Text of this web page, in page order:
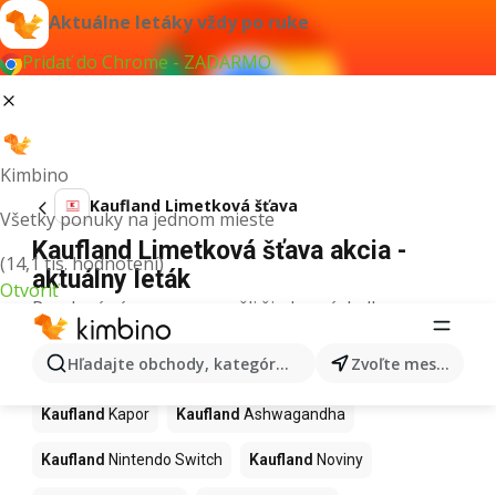
Aktuálne letáky vždy po ruke
Pridať do Chrome - ZADARMO
Kimbino
Všetky ponuky na jednom mieste
(14,1 tis. hodnotení)
Otvoriť
Hľadajte obchody, kategórie, produkty... Zvoľte mesto
Kaufland Limetková šťava
Kaufland Limetková šťava akcia -
aktuálny leták
Pre daný výraz sme nenašli žiadne výsledky.
Ďalšie produkty v obchodoch
Kaufland
Kaufland Kapor Kaufland Ashwagandha
Kaufland Nintendo Switch Kaufland Noviny